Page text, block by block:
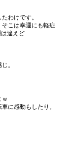
わけです。
こは幸運にも軽症
違えど
。
に感動もしたり。